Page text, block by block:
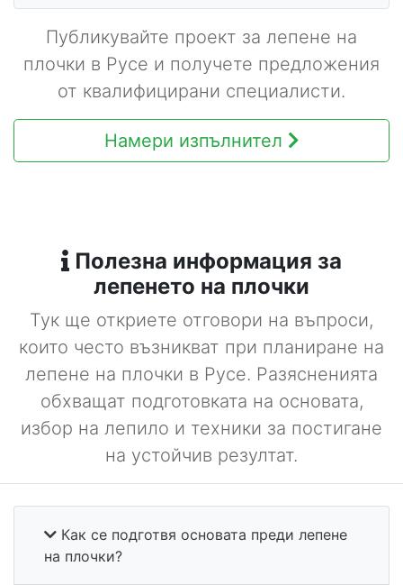
Публикувайте проект за лепене на
плочки в Русе и получете предложения
от квалифицирани специалисти.
Намери изпълнител
Полезна информация за
лепенето на плочки
Тук ще откриете отговори на въпроси,
които често възникват при планиране на
лепене на плочки в Русе. Разясненията
обхващат подготовката на основата,
избор на лепило и техники за постигане
на устойчив резултат.
Как се подготвя основата преди лепене
на плочки?